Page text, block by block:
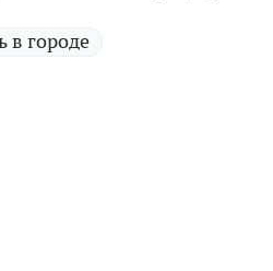
в городе